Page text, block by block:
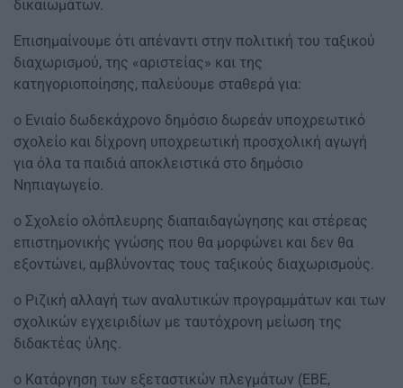
δικαιωμάτων.
Επισημαίνουμε ότι απέναντι στην πολιτική του ταξικού
διαχωρισμού, της «αριστείας» και της
κατηγοριοποίησης, παλεύουμε σταθερά για:
o Ενιαίο δωδεκάχρονο δημόσιο δωρεάν υποχρεωτικό
σχολείο και δίχρονη υποχρεωτική προσχολική αγωγή
για όλα τα παιδιά αποκλειστικά στο δημόσιο
Νηπιαγωγείο.
o Σχολείο ολόπλευρης διαπαιδαγώγησης και στέρεας
επιστημονικής γνώσης που θα μορφώνει και δεν θα
εξοντώνει, αμβλύνοντας τους ταξικούς διαχωρισμούς.
o Ριζική αλλαγή των αναλυτικών προγραμμάτων και των
σχολικών εγχειριδίων με ταυτόχρονη μείωση της
διδακτέας ύλης.
o Κατάργηση των εξεταστικών πλεγμάτων (ΕΒΕ,